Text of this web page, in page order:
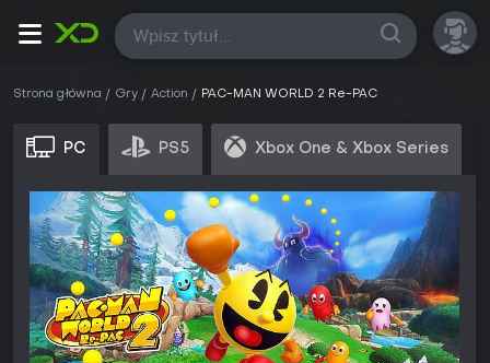
Wszystkie
Strona główna Gry Action PAC-MAN WORLD 2 Re-PAC
PC PS5 Xbox One & Xbox Series